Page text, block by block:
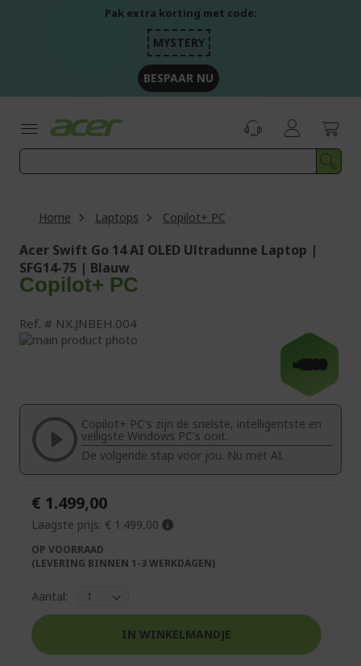
Pak extra korting met code:
MYSTERY
BESPAAR NU
Home Laptops Copilot+ PC
Acer Swift Go 14 AI OLED Ultradunne Laptop |
SFG14-75 | Blauw
Copilot+ PC
Ref. NX.JNBEH.004
Ga
van
afbeeldingen-
gallerij
-€300
begin
afbeeldingen-
gallerij
Copilot+ PC's zijn de snelste, intelligentste en
veiligste Windows PC's ooit.
De volgende stap voor jou. Nu met AI.
€ 1.499,00
Laagste prijs: € 1.499,00
OP VOORRAAD
(LEVERING BINNEN 1-3 WERKDAGEN)
Aantal:
IN WINKELMANDJE